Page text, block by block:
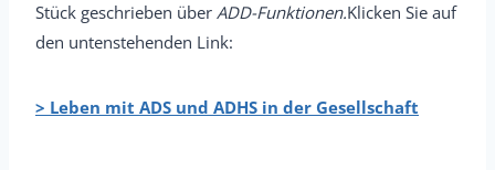
Stück geschrieben über ADD-Funktionen.Klicken Sie auf
den untenstehenden Link:
> Leben mit ADS und ADHS in der Gesellschaft